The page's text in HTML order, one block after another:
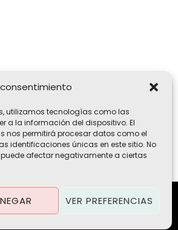
utilizamos tecnologías como las
a la información del dispositivo. El
nos permitirá procesar datos como el
identificaciones únicas en este sitio. No
afectar negativamente a ciertas
VER PREFERENCIAS
·Política de Cookies·Aviso Legal
·Contacto·Trabaja con Nosotros